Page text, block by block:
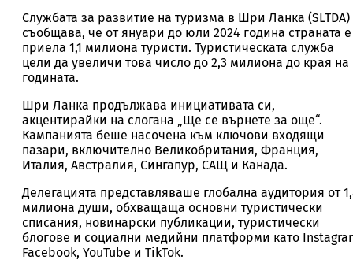
Службата за развитие на туризма в Шри Ланка (SLTDA)
съобщава, че от януари до юли 2024 година страната е
приела 1,1 милиона туристи. Туристическата служба
цели да увеличи това число до 2,3 милиона до края на
годината.
Шри Ланка продължава инициативата си,
акцентирайки на слогана „Ще се върнете за още“.
Кампанията беше насочена към ключови входящи
пазари, включително Великобритания, Франция,
Италия, Австралия, Сингапур, САЩ и Канада.
Делегацията представляваше глобална аудитория от
милиона души, обхващаща основни туристически
списания, новинарски публикации, туристически
блогове и социални медийни платформи като
Facebook, YouTube и TikTok.